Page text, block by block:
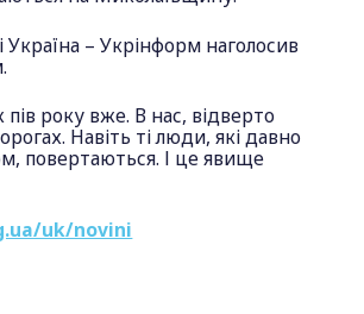
– Укрінформ наголосив
року вже. В нас, відверто
Навіть ті люди, які давно
повертаються. І це явище
uk/novini